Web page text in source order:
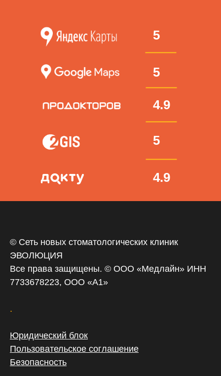
5
4.9
5
5
4.9
© Сеть новых стоматологических клиник
ЭВОЛЮЦИЯ
Все права защищены. © ООО «‎Медлайн» ИНН
7733678223, ООО «А1»
.
Юридический блок
Пользовательское соглашение
Безопасность